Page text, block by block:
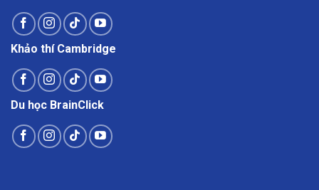
Khảo thí Cambridge
Du học BrainClick